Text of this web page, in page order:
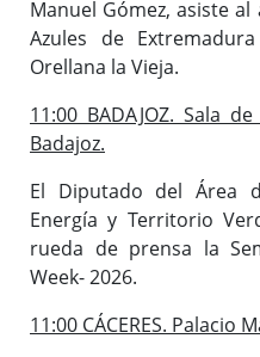
Manuel Gómez, asiste
Azules de
Orellana la Vieja.
11:00 BADAJOZ. Sala
Badajoz.
El Diputado del Área
Energía y Territorio
rueda de prensa la
Week- 2026.
11:00 CÁCERES. Palacio